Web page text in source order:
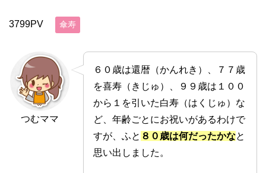
3799PV 傘寿
つむママ
６０歳は還暦（かんれき）、７７歳
を喜寿（きじゅ）、９９歳は１００
から１を引いた白寿（はくじゅ）な
ど、年齢ごとにお祝いがあるわけで
すが、ふと ８０歳は何だったかなと
思い出しました。